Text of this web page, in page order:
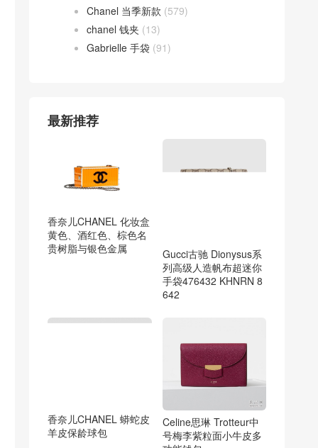
Chanel 当季新款 (579)
chanel 钱夹 (13)
Gabrielle 手袋 (91)
最新推荐
香奈儿CHANEL 化妆盒
黄色、酒红色、棕色名
贵树脂与银色金属
Gucci古驰 Dionysus系
列高级人造帆布超迷你
手袋476432 KHNRN 8
642
香奈儿CHANEL 蟒蛇皮
羊皮保龄球包
Celine思琳 Trotteur中
号梅李紫粒面小牛皮多